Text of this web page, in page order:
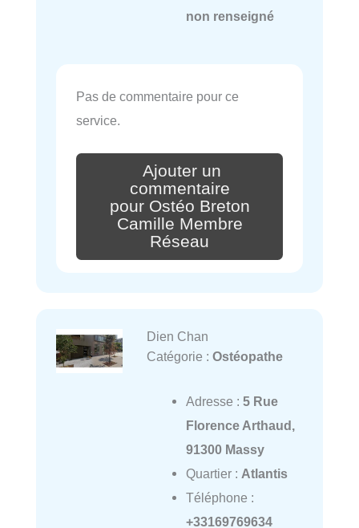
non renseigné
Pas de commentaire pour ce
service.
Ajouter un
commentaire
pour Ostéo Breton
Camille Membre
Réseau
Dien Chan
Catégorie : Ostéopathe
Adresse : 5 Rue
Florence Arthaud,
91300 Massy
Quartier : Atlantis
Téléphone :
+33169769634